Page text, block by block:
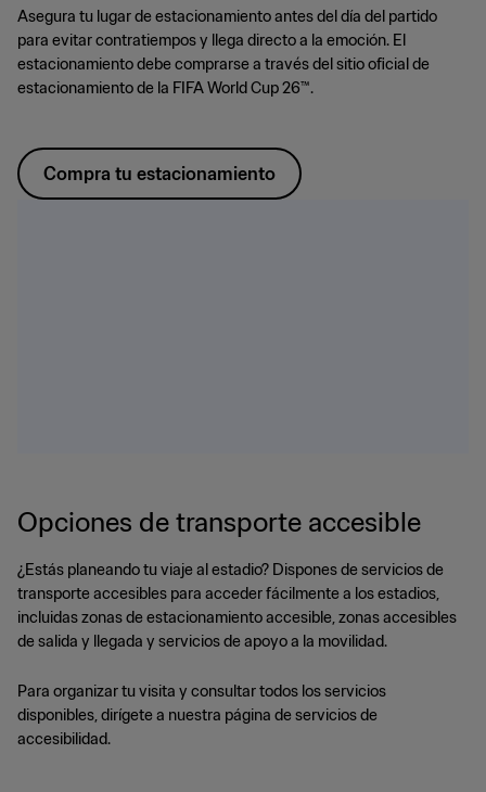
Asegura tu lugar de estacionamiento antes del día del partido
para evitar contratiempos y llega directo a la emoción. El
estacionamiento debe comprarse a través del sitio oficial de
estacionamiento de la FIFA World Cup 26™.
Compra tu estacionamiento
Opciones de transporte accesible
¿Estás planeando tu viaje al estadio? Dispones de servicios de
transporte accesibles para acceder fácilmente a los estadios,
incluidas zonas de estacionamiento accesible, zonas accesibles
de salida y llegada y servicios de apoyo a la movilidad.
Para organizar tu visita y consultar todos los servicios
disponibles, dirígete a nuestra página de servicios de
accesibilidad.